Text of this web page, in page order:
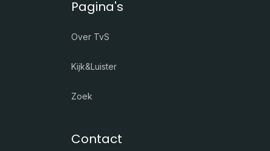
Pagina's
Over TvS
Kijk&Luister
Zoek
Contact